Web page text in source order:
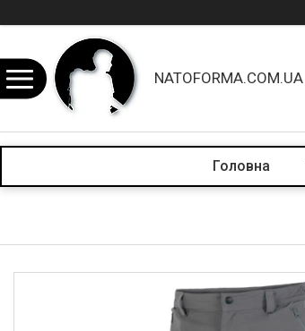
NATOFORMA.COM.UA
Головна